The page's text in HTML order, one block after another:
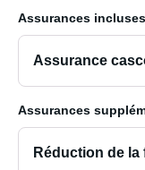
Assurances incluses
Assurance
Assurances
Réduction de la